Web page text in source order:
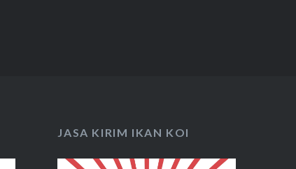
JASA KIRIM IKAN KOI